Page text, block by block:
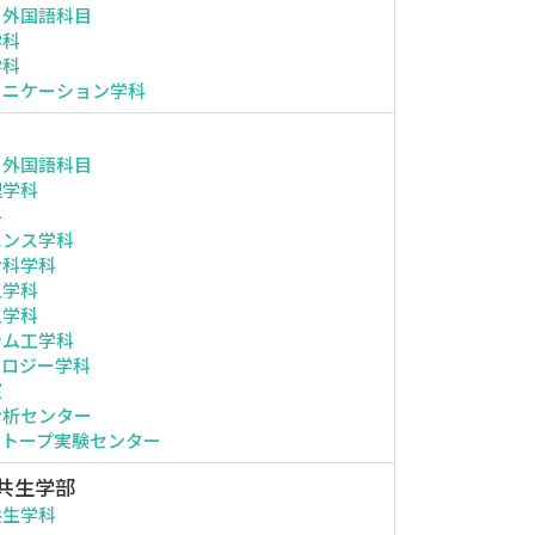
国語科目
ケーション学科
国語科目
科
ス学科
学科
科
科
工学科
ジー学科
センター
ープ実験センター
生学部
学科